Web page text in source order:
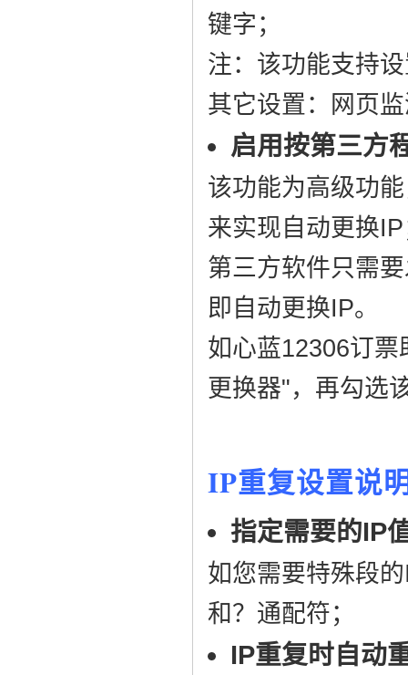
键字；
注：该功能支持
其它设置：网页
启用按第三方
该功能为高级功
来实现自动更换
第三方软件只需
即自动更换IP。
如心蓝12306订
更换器"，再勾选
IP重复设置说
指定需要的IP
如您需要特殊段
和？通配符；
IP重复时自动